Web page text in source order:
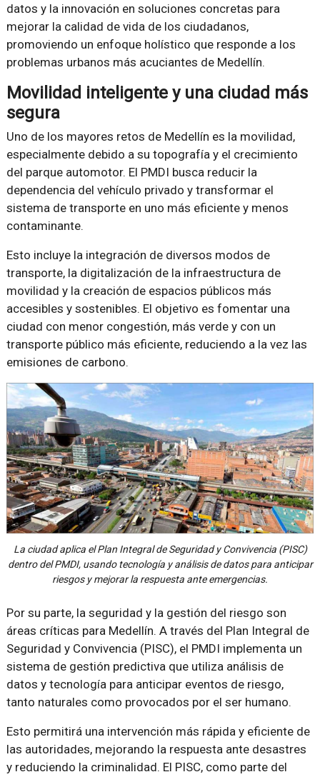
datos y la innovación en soluciones concretas para
mejorar la calidad de vida de los ciudadanos,
promoviendo un enfoque holístico que responde a los
problemas urbanos más acuciantes de Medellín.
Movilidad inteligente y una ciudad más
segura
Uno de los mayores retos de Medellín es la movilidad,
especialmente debido a su topografía y el crecimiento
del parque automotor. El PMDI busca reducir la
dependencia del vehículo privado y transformar el
sistema de transporte en uno más eficiente y menos
contaminante.
Esto incluye la integración de diversos modos de
transporte, la digitalización de la infraestructura de
movilidad y la creación de espacios públicos más
accesibles y sostenibles. El objetivo es fomentar una
ciudad con menor congestión, más verde y con un
transporte público más eficiente, reduciendo a la vez las
emisiones de carbono.
La ciudad aplica el Plan Integral de Seguridad y Convivencia (PISC)
dentro del PMDI, usando tecnología y análisis de datos para anticipar
riesgos y mejorar la respuesta ante emergencias.
Por su parte, la seguridad y la gestión del riesgo son
áreas críticas para Medellín. A través del Plan Integral de
Seguridad y Convivencia (PISC), el PMDI implementa un
sistema de gestión predictiva que utiliza análisis de
datos y tecnología para anticipar eventos de riesgo,
tanto naturales como provocados por el ser humano.
Esto permitirá una intervención más rápida y eficiente de
las autoridades, mejorando la respuesta ante desastres
y reduciendo la criminalidad. El PISC, como parte del